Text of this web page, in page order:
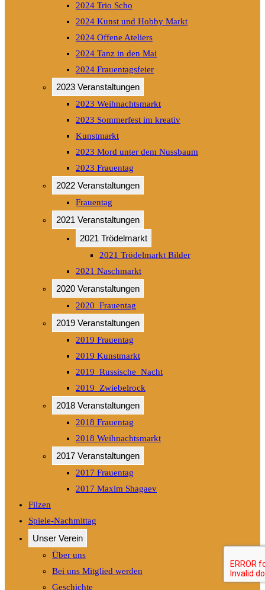
2024 Trio Scho
2024 Kunst und Hobby Markt
2024 Offene Ateliers
2024 Tanz in den Mai
2024 Frauentagsfeier
2023 Veranstaltungen
2023 Weihnachtsmarkt
2023 Sommerfest im kreativ
Kunstmarkt
2023 Mord unter dem Nussbaum
2023 Frauentag
2022 Veranstaltungen
Frauentag
2021 Veranstaltungen
2021 Trödelmarkt
2021 Trödelmarkt Bilder
2021 Naschmarkt
2020 Veranstaltungen
2020_Frauentag
2019 Veranstaltungen
2019 Frauentag
2019 Kunstmarkt
2019_Russische_Nacht
2019_Zwiebelrock
2018 Veranstaltungen
2018 Frauentag
2018 Weihnachtsmarkt
2017 Veranstaltungen
2017 Frauentag
2017 Maxim Shagaev
Filzen
Spiele-Nachmittag
Unser Verein
Über uns
Bei uns Mitglied werden
Geschichte